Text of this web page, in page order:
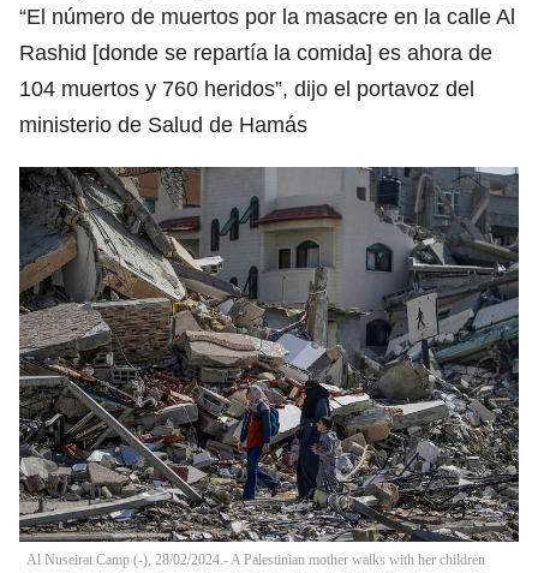
“El número de muertos por la masacre en la calle Al
Rashid [donde se repartía la comida] es ahora de
104 muertos y 760 heridos”, dijo el portavoz del
ministerio de Salud de Hamás
Al Nuseirat Camp (-), 28/02/2024.- A Palestinian mother walks with her children